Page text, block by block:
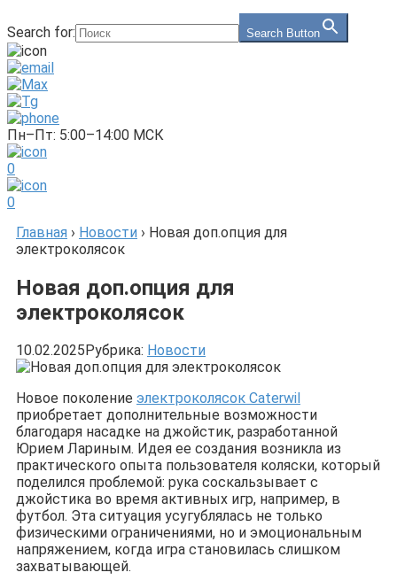
Search for: Search Button
Пн–Пт: 5:00–14:00 МСК
0
0
Главная › Новости › Новая доп.опция для
электроколясок
Новая доп.опция для
электроколясок
10.02.2025 Рубрика: Новости
Новое поколение электроколясок Caterwil
приобретает дополнительные возможности
благодаря насадке на джойстик, разработанной
Юрием Лариным. Идея ее создания возникла из
практического опыта пользователя коляски, который
поделился проблемой: рука соскальзывает с
джойстика во время активных игр, например, в
футбол. Эта ситуация усугублялась не только
физическими ограничениями, но и эмоциональным
напряжением, когда игра становилась слишком
захватывающей.